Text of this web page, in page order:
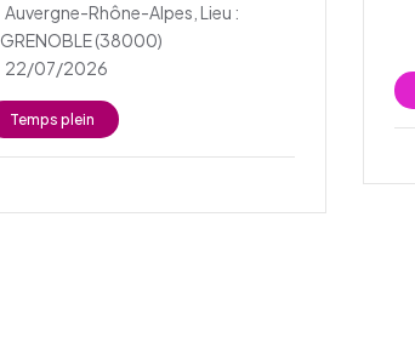
Auvergne-Rhône-Alpes, Lieu :
GRENOBLE (38000)
22/07/2026
Temps plein